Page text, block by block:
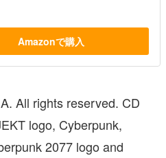
Amazonで購入
All rights reserved. CD
logo, Cyberpunk,
2077 logo and